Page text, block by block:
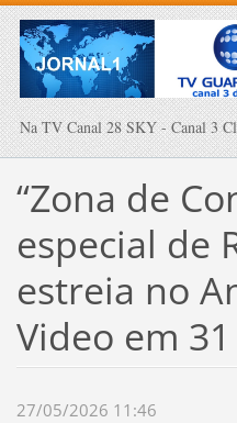
Na TV Canal 28 SKY - Canal 3
“Zona de
especial de
estreia no
Video em
27/05/2026 11:46